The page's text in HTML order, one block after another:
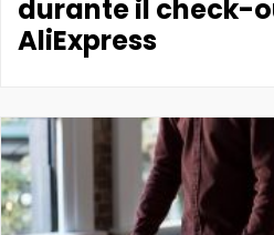
durante il check-
AliExpress